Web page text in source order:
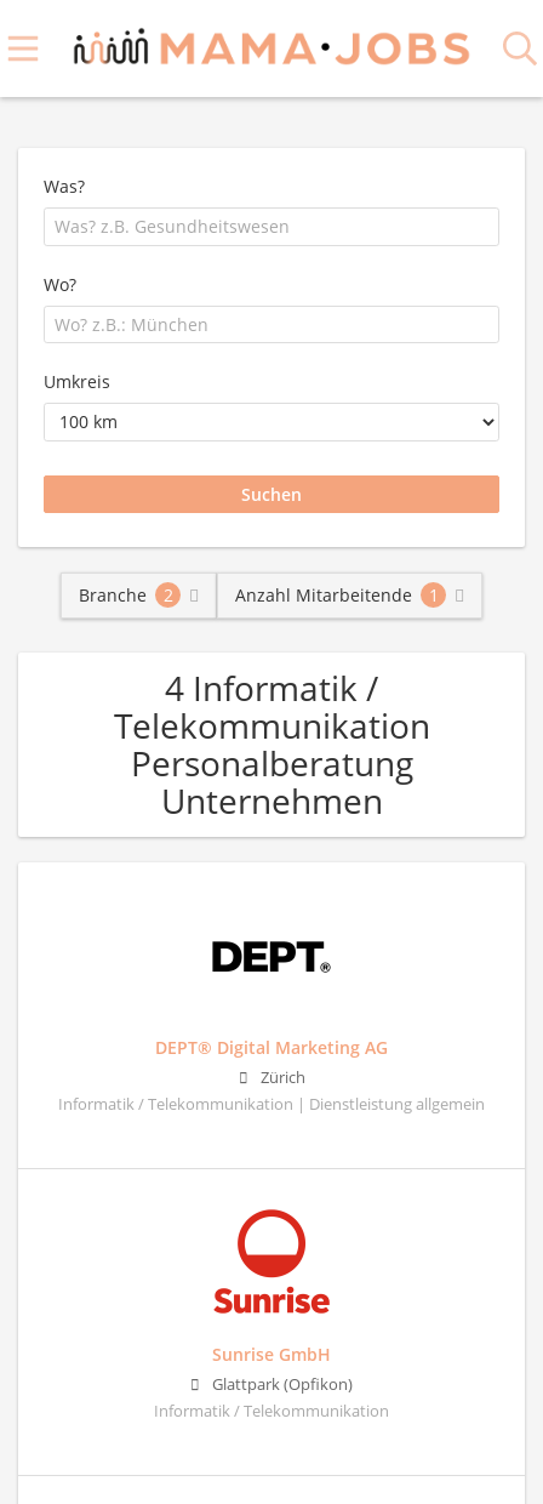
Was?
Wo?
Umkreis
Branche 2 Anzahl Mitarbeitende 1
4 Informatik /
Telekommunikation
Personalberatung
Unternehmen
DEPT® Digital Marketing AG
Zürich
Informatik / Telekommunikation | Dienstleistung allgemein
Sunrise GmbH
Glattpark (Opfikon)
Informatik / Telekommunikation